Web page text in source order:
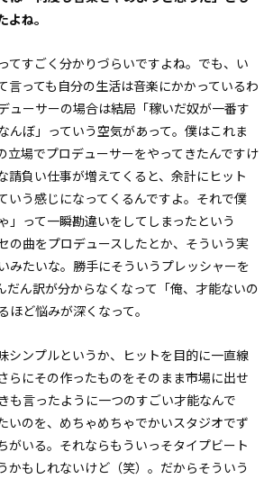
ね。
てすごく分かりづらいですよね。でも、い
言っても自分の生活は音楽にかかっているわ
ューサーの場合は結局「稼いだ奴が一番す
んぼ」っていう空気があって。僕はこれま
立場でプロデューサーをやってきたんですけ
請負い仕事が増えてくると、余計にヒット
いう感じになってくるんですよ。それで僕
」って一瞬勘違いをしてしまったという
の曲をプロデュースしたとか、そういう実
みたいな。勝手にそういうプレッシャーを
だん訳が分からなくなって「俺、才能ないの
ど悩みが深くなって。
シンプルというか、ヒットを目的に一直線
らにその作ったものをそのまま市場に出せ
も言ったように一つのすごい才能なんで
いのを、めちゃめちゃでかいスタジオでず
がいる。それならもういっそタイプビート
かもしれないけど（笑）。だからそういう